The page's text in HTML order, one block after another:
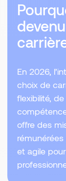
En 2026,
choix de
flexibilité,
offre des
et agile